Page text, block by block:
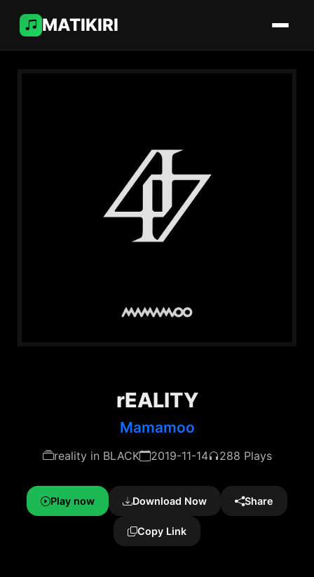
MATIKIRI
rEALITY
Mamamoo
reality in BLACK 2019-11-14 288 Plays
Play now Download Now Share
Copy Link